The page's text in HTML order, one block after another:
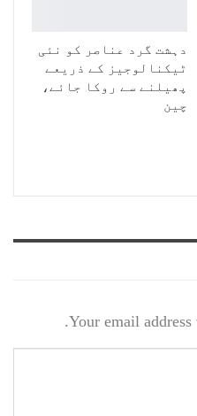
دہشت گرد عناصر کو نئی
ٹیکنالوجیز کے ذریعے
پھیلنے سے روکا جائے،
چین
Your email